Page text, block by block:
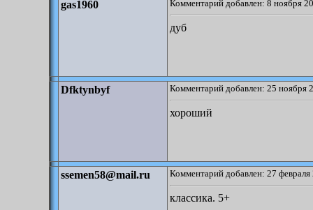
gas1960 Комментарий добавлен: 8 ноября
дуб
Dfktynbyf Комментарий добавлен: 25 ноября
хороший
ssemen58@mail.ru Комментарий добавлен: 27
классика. 5+